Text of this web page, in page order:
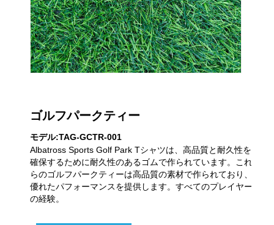
ゴルフパークティー
モデル:TAG-GCTR-001
Albatross Sports Golf Park Tシャツは、高品質と耐久性を
確保するために耐久性のあるゴムで作られています。これ
らのゴルフパークティーは高品質の素材で作られており、
優れたパフォーマンスを提供します。すべてのプレイヤー
の経験。